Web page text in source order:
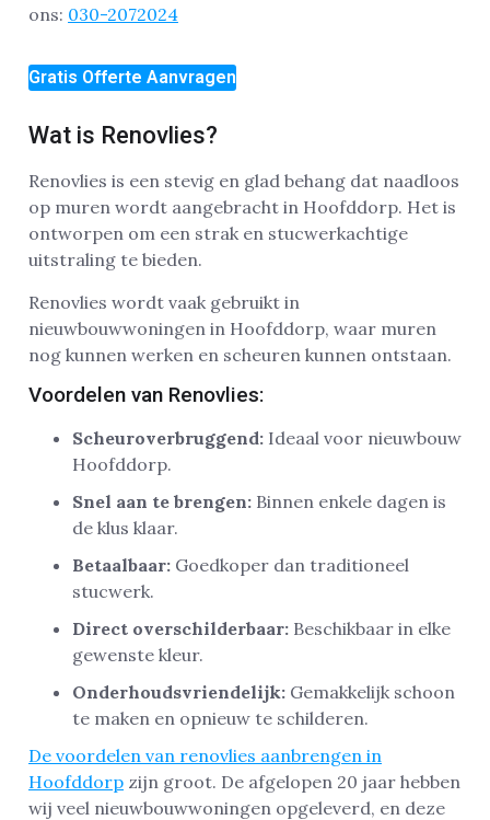
ons: 030-2072024
Gratis Offerte Aanvragen
Wat is Renovlies?
Renovlies is een stevig en glad behang dat naadloos
op muren wordt aangebracht in Hoofddorp. Het is
ontworpen om een strak en stucwerkachtige
uitstraling te bieden.
Renovlies wordt vaak gebruikt in
nieuwbouwwoningen in Hoofddorp, waar muren
nog kunnen werken en scheuren kunnen ontstaan.
Voordelen van Renovlies:
Scheuroverbruggend: Ideaal voor nieuwbouw
Hoofddorp.
Snel aan te brengen: Binnen enkele dagen is
de klus klaar.
Betaalbaar: Goedkoper dan traditioneel
stucwerk.
Direct overschilderbaar: Beschikbaar in elke
gewenste kleur.
Onderhoudsvriendelijk: Gemakkelijk schoon
te maken en opnieuw te schilderen.
De voordelen van renovlies aanbrengen in
Hoofddorp zijn groot. De afgelopen 20 jaar hebben
wij veel nieuwbouwwoningen opgeleverd, en deze